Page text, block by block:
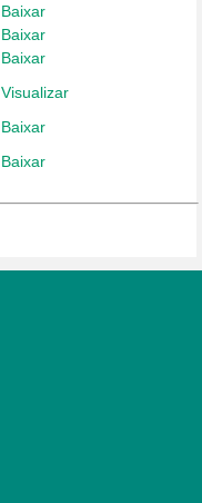
Baixar
Baixar
Baixar
Visualizar
Baixar
Baixar